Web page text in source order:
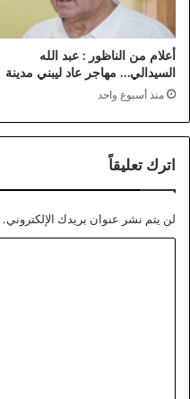
أعلام من الناظور : عبد الله
السيدالي… مهاجر عاد ليبني مدينة
منذ أسبوع واحد
اترك تعليقاً
لن يتم نشر عنوان بريدك الإلكتروني.